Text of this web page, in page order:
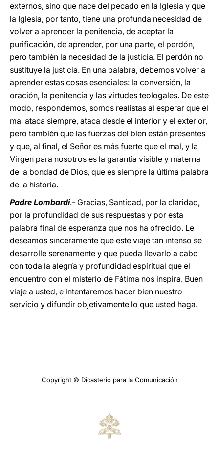
externos, sino que nace del pecado en la Iglesia y que
la Iglesia, por tanto, tiene una profunda necesidad de
volver a aprender la penitencia, de aceptar la
purificación, de aprender, por una parte, el perdón,
pero también la necesidad de la justicia. El perdón no
sustituye la justicia. En una palabra, debemos volver a
aprender estas cosas esenciales: la conversión, la
oración, la penitencia y las virtudes teologales. De este
modo, respondemos, somos realistas al esperar que el
mal ataca siempre, ataca desde el interior y el exterior,
pero también que las fuerzas del bien están presentes
y que, al final, el Señor es más fuerte que el mal, y la
Virgen para nosotros es la garantía visible y materna
de la bondad de Dios, que es siempre la última palabra
de la historia.
Padre Lombardi.- Gracias, Santidad, por la claridad,
por la profundidad de sus respuestas y por esta
palabra final de esperanza que nos ha ofrecido. Le
deseamos sinceramente que este viaje tan intenso se
desarrolle serenamente y que pueda llevarlo a cabo
con toda la alegría y profundidad espiritual que el
encuentro con el misterio de Fátima nos inspira. Buen
viaje a usted, e intentaremos hacer bien nuestro
servicio y difundir objetivamente lo que usted haga.
Copyright © Dicasterio para la Comunicación